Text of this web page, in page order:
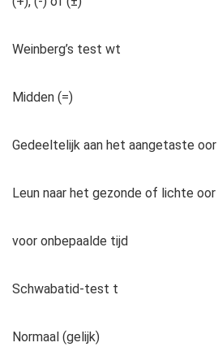
Weinberg’s test wt
Midden (=)
Gedeeltelijk aan het aangetaste
Leun naar het gezonde of lichte oor
voor onbepaalde tijd
Schwabatid-test t
Normaal (gelijk)